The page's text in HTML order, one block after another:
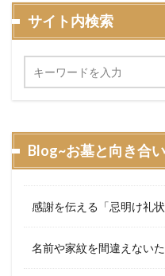
サイト内検索
Blog~お墓と向き合
感謝を伝える「忌明け礼
名前や家紋を間違えない